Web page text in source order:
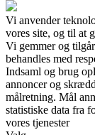
Vi anvender
vores site, og til at
Vi gemmer og
behandles med
Indsaml og brug
annoncer og
målretning. Mål
statistiske data fra
vores tjenester